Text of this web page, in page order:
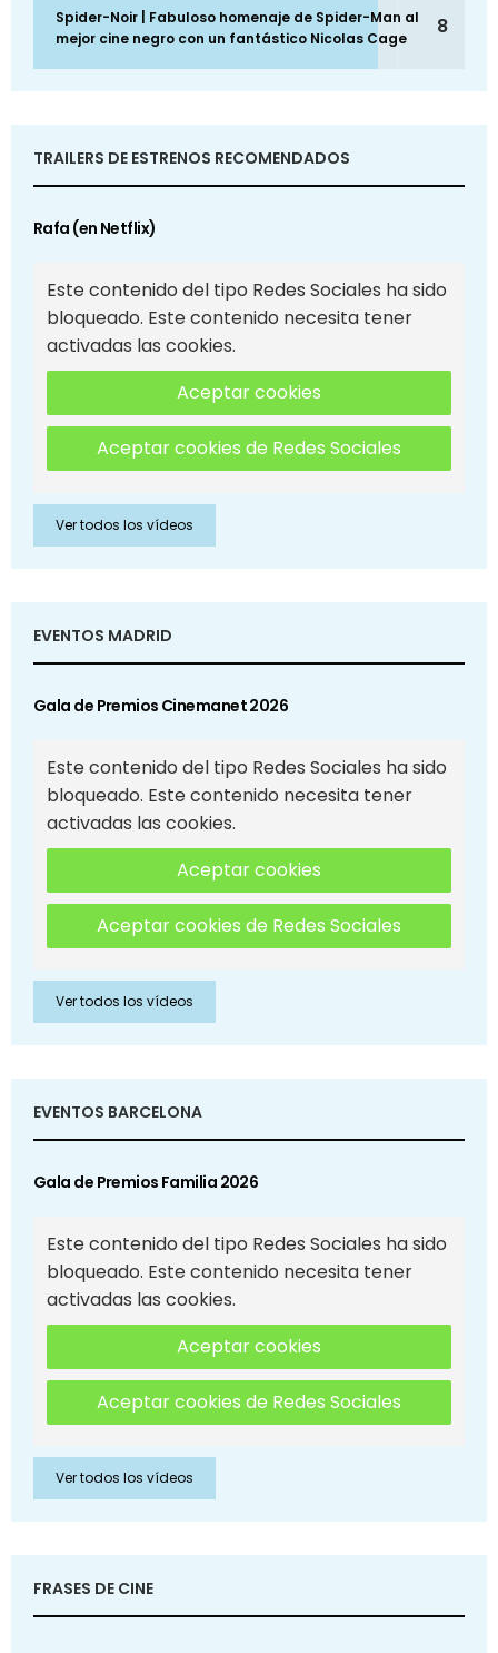
Spider-Noir | Fabuloso homenaje de Spider-Man al
mejor cine negro con un fantástico Nicolas Cage
8
TRAILERS DE ESTRENOS RECOMENDADOS
Rafa (en Netflix)
Este contenido del tipo Redes Sociales ha sido
bloqueado. Este contenido necesita tener
activadas las cookies.
Aceptar cookies
Aceptar cookies de Redes Sociales
Ver todos los vídeos
EVENTOS MADRID
Gala de Premios Cinemanet 2026
Este contenido del tipo Redes Sociales ha sido
bloqueado. Este contenido necesita tener
activadas las cookies.
Aceptar cookies
Aceptar cookies de Redes Sociales
Ver todos los vídeos
EVENTOS BARCELONA
Gala de Premios Familia 2026
Este contenido del tipo Redes Sociales ha sido
bloqueado. Este contenido necesita tener
activadas las cookies.
Aceptar cookies
Aceptar cookies de Redes Sociales
Ver todos los vídeos
FRASES DE CINE